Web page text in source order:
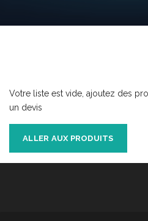
Votre liste est vide, ajoutez des
un devis
ALLER AUX PRODUITS